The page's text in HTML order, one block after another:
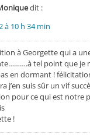
dit :
à 10 h 34 min
à Georgette qui a
tel point que je
en dormant !
j’en suis sûr un vif
pour ce qui est notre
!